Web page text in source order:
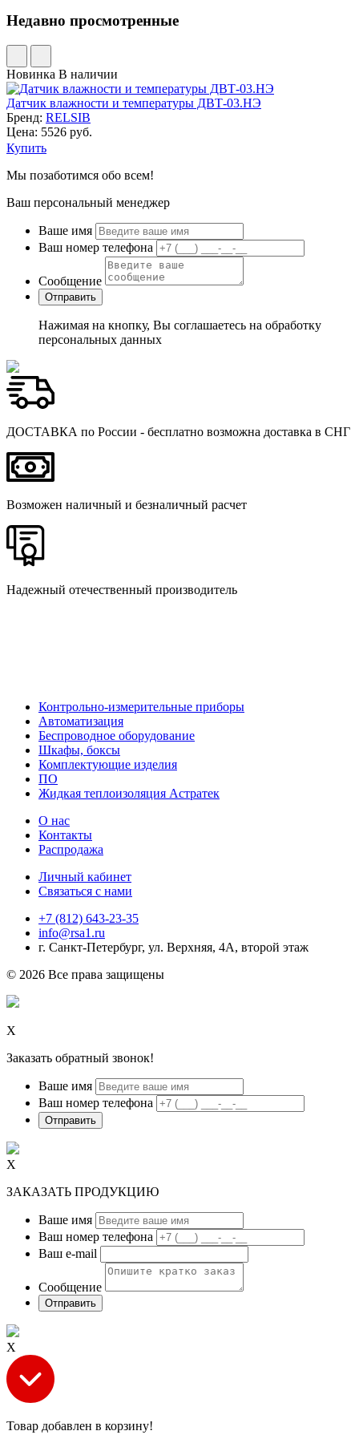
Недавно просмотренные
Новинка В наличии
Датчик влажности и температуры ДВТ-03.НЭ
Бренд: RELSIB
Цена: 5526 руб.
Купить
Мы позаботимся обо всем!
Ваш персональный менеджер
Ваше имя
Ваш номер телефона
Сообщение
Нажимая на кнопку, Вы соглашаетесь на обработку
персональных данных
ДОСТАВКА по России - бесплатно возможна доставка в СНГ
Возможен наличный и безналичный расчет
Надежный отечественный производитель
Контрольно-измерительные приборы
Автоматизация
Беспроводное оборудование
Шкафы, боксы
Комплектующие изделия
ПО
Жидкая теплоизоляция Астратек
О нас
Контакты
Распродажа
Личный кабинет
Связаться с нами
+7 (812) 643-23-35
info@rsa1.ru
г. Санкт-Петербург, ул. Верхняя, 4А, второй этаж
© 2026 Все права защищены
Х
Заказать обратный звонок!
Ваше имя
Ваш номер телефона
Х
ЗАКАЗАТЬ ПРОДУКЦИЮ
Ваше имя
Ваш номер телефона
Ваш e-mail
Сообщение
Х
Товар добавлен в корзину!